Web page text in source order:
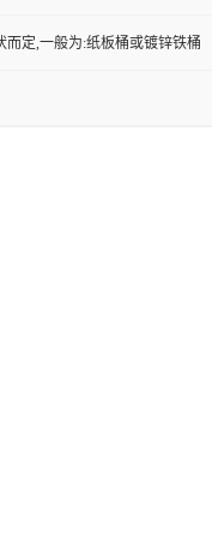
而定,一般为:纸板桶或镀锌铁桶